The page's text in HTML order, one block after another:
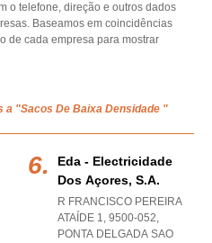
o telefone, direção e outros dados
Baseamos em coincidências
de cada empresa para mostrar
"Sacos De Baixa Densidade "
Eda - Electricidade
Dos Açores, S.a.
R FRANCISCO PEREIRA
ATAÍDE 1, 9500-052,
PONTA DELGADA SAO